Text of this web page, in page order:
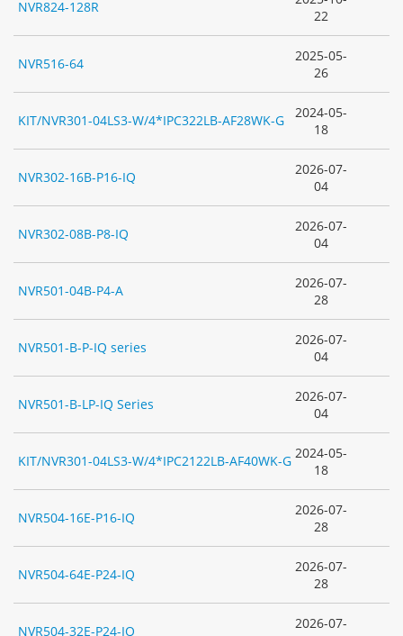
NVR824-128R
22
NVR516-64
2025-05-
26
KIT/NVR301-04LS3-W/4*IPC322LB-AF28WK-G
2024-05-
18
NVR302-16B-P16-IQ
2026-07-
04
NVR302-08B-P8-IQ
2026-07-
04
NVR501-04B-P4-A
2026-07-
28
NVR501-B-P-IQ series
2026-07-
04
NVR501-B-LP-IQ Series
2026-07-
04
KIT/NVR301-04LS3-W/4*IPC2122LB-AF40WK-G 2024-05-
18
NVR504-16E-P16-IQ
2026-07-
28
NVR504-64E-P24-IQ
2026-07-
28
NVR504-32E-P24-IQ
2026-07-